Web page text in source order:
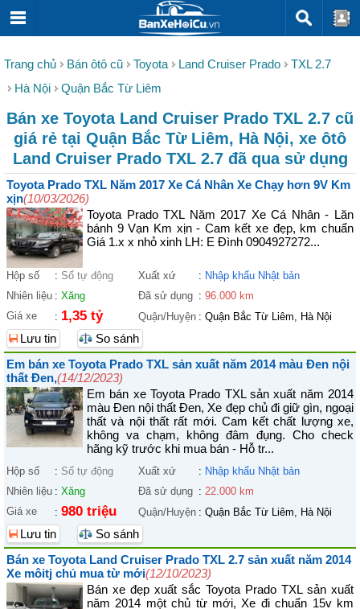
Trang chủ Bán ôtô cũ Toyota Land Cruiser Prado
TXL 2.7
Hà Nội
Quận Bắc Từ Liêm
Bán xe Toyota Land Cruiser Prado TXL 2.7 cũ
giá rẻ tại Quận Bắc Từ Liêm, Hà Nội, xe ôtô
Land Cruiser Prado TXL 2.7 đã qua sử dụng
Toyota Prado TXL Năm 2017 Xe Cá Nhân Xe Chạy hơn 9V Km
xịn(10/03/2026)
Toyota Prado TXL Năm 2017 Xe Cá Nhân - Lăn
bánh 9 Vạn Km xịn - Cam kết xe đẹp, km chuẩn
Giá 1.x x nhỏ xinh LH: E Đình 0904927272...
Hộp số : Số tự động Xuất xứ : Nhập khẩu Nhật bản
Nhiên liệu : Xăng Đã sử dụng : 96.000 km
Giá xe
: 1,35 tỷ Quận/Huyện : Quận Bắc Từ Liêm, Hà Nội
Lưu tin
So sánh
Em bán xe Toyota Prado TXL sản xuất năm 2014 màu Đen nội
thất Đen,(14/12/2023)
Em bán xe Toyota Prado TXL sản xuất năm 2014
màu Đen nội thất Đen, Xe đẹp chủ đi giữ gìn, ngoại
thất và nội thất rất mới. Cam kết chất lượng xe,
không va chạm, không đâm đụng. Cho check
hãng kỹ trước khi mua bán - Hỗ tr...
Hộp số : Số tự động Xuất xứ : Nhập khẩu Nhật bản
Nhiên liệu : Xăng Đã sử dụng : 22.000 km
Giá xe
: 980 triệu Quận/Huyện : Quận Bắc Từ Liêm, Hà Nội
Lưu tin
So sánh
Bán xe Toyota Land Cruiser Prado TXL 2.7 sản xuất năm 2014
Xe môitj chủ mua từ mới(12/10/2023)
Bán xe đẹp xuất sắc Toyota Prado TXL sản xuất
năm 2014 một chủ từ mới, Xe đi chuẩn 15v km